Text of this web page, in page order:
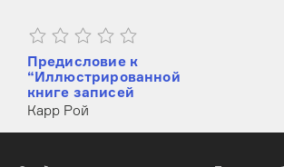
Предисловие к
“Иллюстрированной
книге записей
Роллинг Стоунз”
Карр Рой